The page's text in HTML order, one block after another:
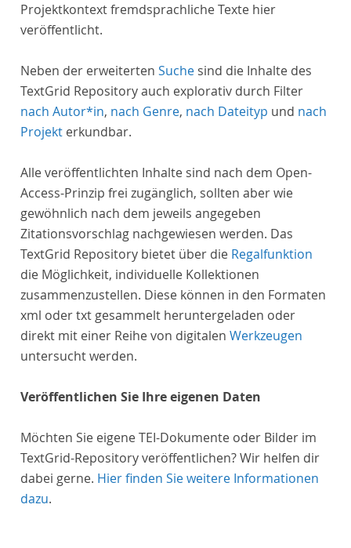
Projektkontext fremdsprachliche Texte hier
veröffentlicht.
Neben der erweiterten Suche sind die Inhalte des
TextGrid Repository auch explorativ durch Filter
nach Autor*in, nach Genre, nach Dateityp und nach
Projekt erkundbar.
Alle veröffentlichten Inhalte sind nach dem Open-
Access-Prinzip frei zugänglich, sollten aber wie
gewöhnlich nach dem jeweils angegeben
Zitationsvorschlag nachgewiesen werden. Das
TextGrid Repository bietet über die Regalfunktion
die Möglichkeit, individuelle Kollektionen
zusammenzustellen. Diese können in den Formaten
xml oder txt gesammelt heruntergeladen oder
direkt mit einer Reihe von digitalen Werkzeugen
untersucht werden.
Veröffentlichen Sie Ihre eigenen Daten
Möchten Sie eigene TEI-Dokumente oder Bilder im
TextGrid-Repository veröffentlichen? Wir helfen dir
dabei gerne. Hier finden Sie weitere Informationen
dazu.